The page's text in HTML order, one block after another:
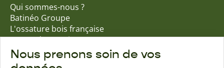
Qui sommes-nous ?
Batinéo Groupe
L'ossature bois française
15 ans d'expertise
Nos engagements écologiques
Nos garanties assurantielles
Nous prenons soin de vos